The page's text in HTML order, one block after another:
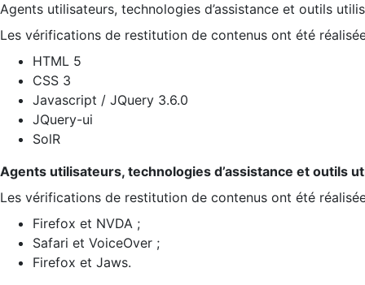
Agents utilisateurs, technologies d’assistance et outils
Les vérifications de restitution de contenus ont été
HTML 5
CSS 3
Javascript / JQuery 3.6.0
JQuery-ui
SolR
Agents utilisateurs, technologies d’assistance et outils
Les vérifications de restitution de contenus ont été
Firefox et NVDA ;
Safari et VoiceOver ;
Firefox et Jaws.